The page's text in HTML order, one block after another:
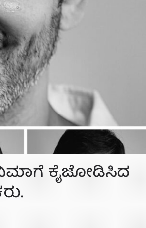
ಕೈಜೋಡಿಸಿದ